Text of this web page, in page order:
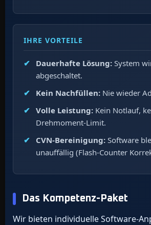
IHRE VORTEILE
Dauerhafte Lösung: System
abgeschaltet.
Kein Nachfüllen: Nie wieder
Volle Leistung: Kein Notlauf,
Drehmoment-Limit.
CVN-Bereinigung: Software
unauffällig (Flash-Counter
Das Kompetenz-Paket
Wir bieten individuelle Software-